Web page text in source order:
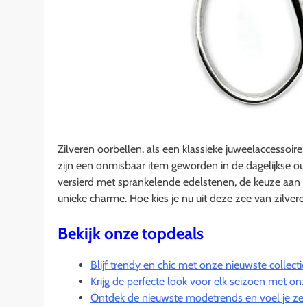
Zilveren oorbellen, als een klassieke
zijn een onmisbaar item geworden in de dagelijkse
versierd met sprankelende edelstenen, de keuze
unieke charme. Hoe kies je nu uit deze zee van
Bekijk onze topdeals
Blijf trendy en chic met onze nieuwste
Krijg de perfecte look voor elk seizoen met
Ontdek de nieuwste modetrends en voel je